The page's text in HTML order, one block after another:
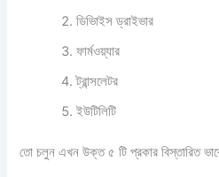
ডিভািইস ড্রাইভার
ফার্মওয়্যার
ট্রান্সলেটর
ইউটিলিটি
তো চলুন এখন উক্ত ৫ টি প্রকার বিস্তারিত